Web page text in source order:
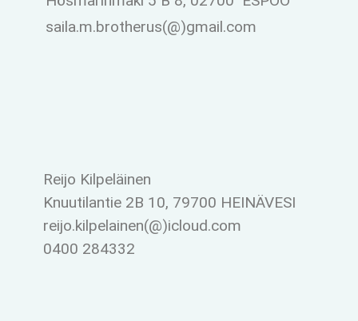
saila.m.brotherus(@)gmail.com
Reijo Kilpeläinen
Knuutilantie 2B 10, 79700 HEINÄVESI
reijo.kilpelainen(@)icloud.com
0400 284332